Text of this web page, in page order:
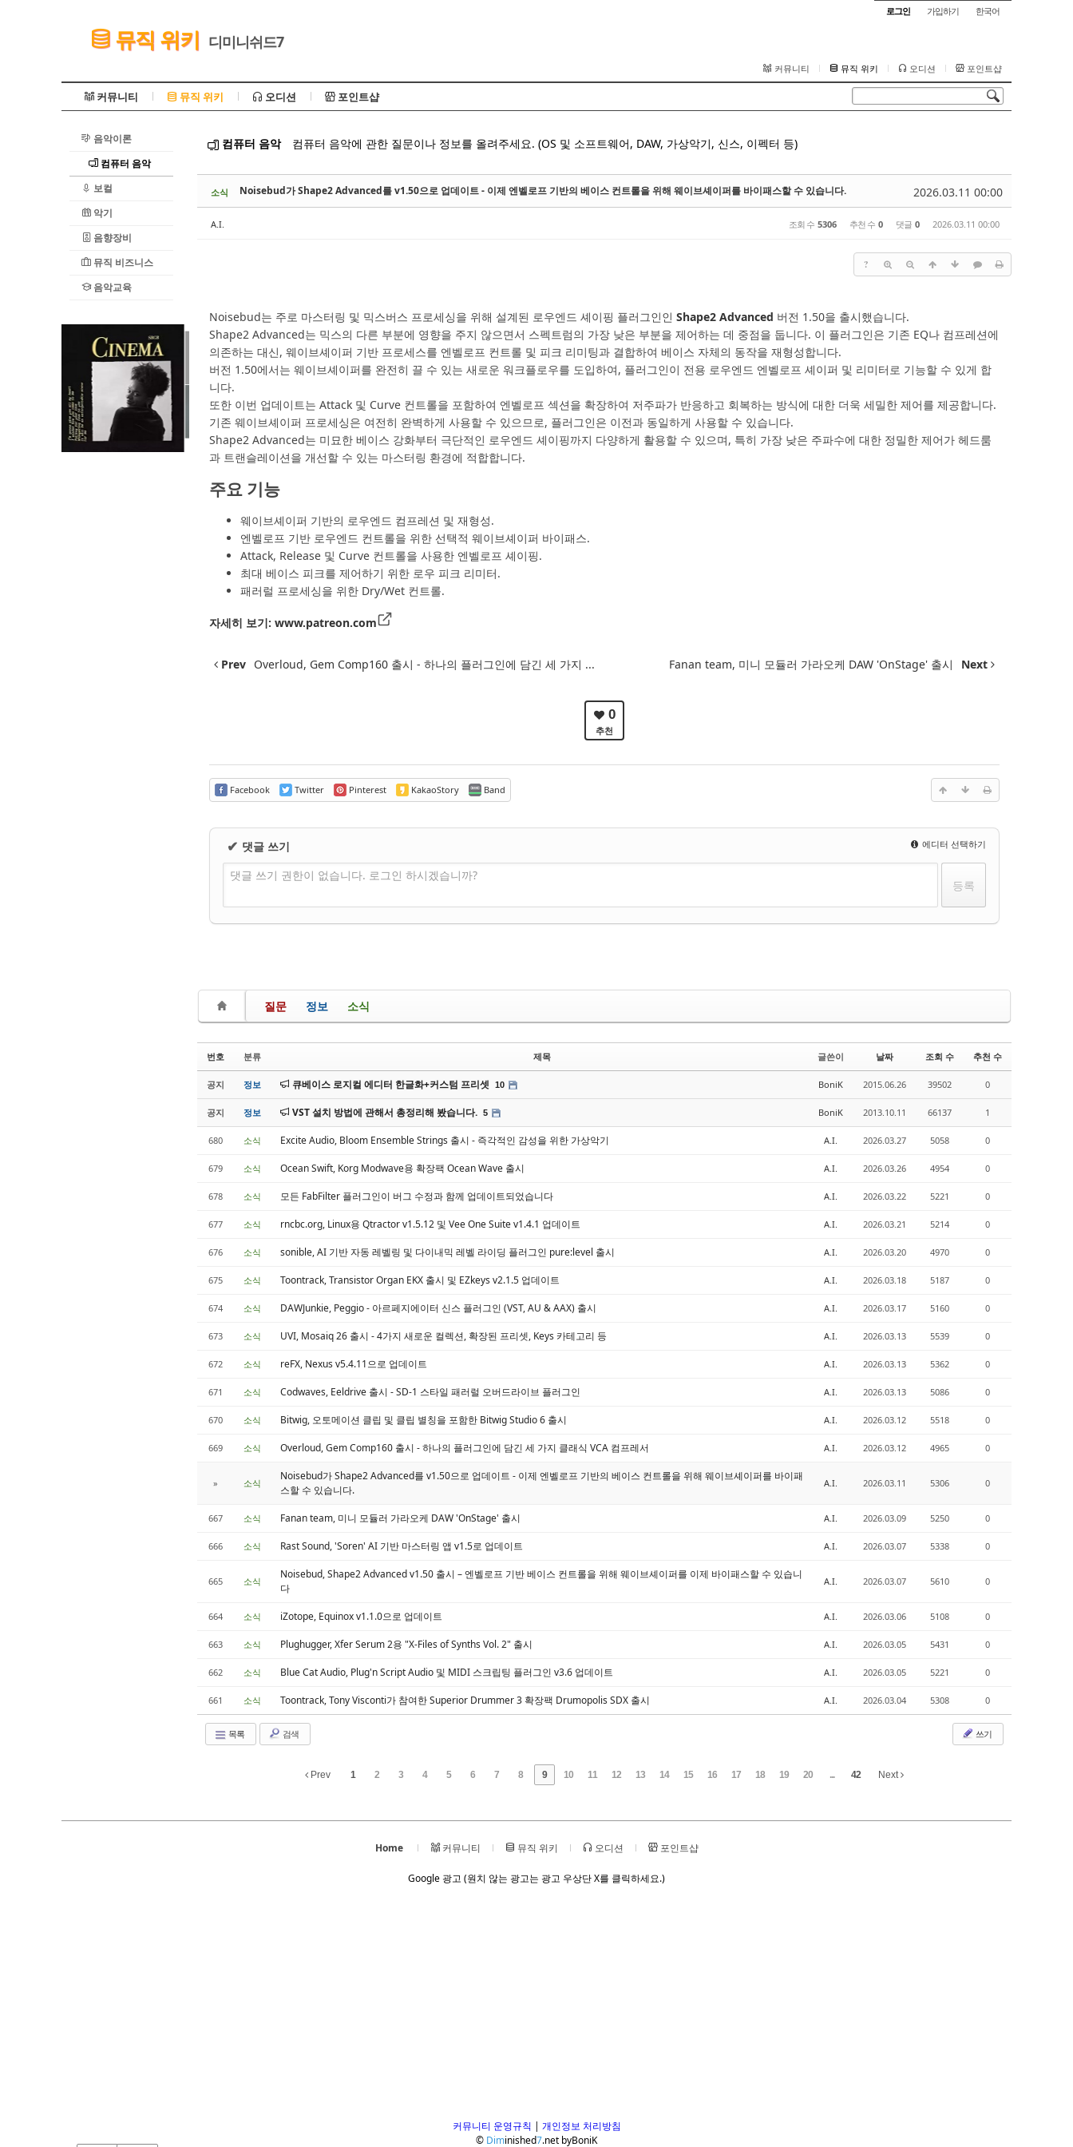
로그인 가입하기 한국어
뮤직 위키 디미니쉬드7
커뮤니티 뮤직 위키 오디션 포인트샵
커뮤니티 뮤직 위키 오디션 포인트샵
음악이론
컴퓨터 음악
보컬
악기
음향장비
뮤직 비즈니스
음악교육
컴퓨터 음악 컴퓨터 음악에 관한 질문이나 정보를 올려주세요. (OS 및 소프트웨어, DAW, 가상악기, 신스, 이펙터 등)
소식 2026.03.11 00:00
Noisebud가 Shape2 Advanced를 v1.50으로 업데이트 - 이제 엔벨로프 기반의 베이스 컨트롤을 위해 웨이브셰이퍼를 바이패스할 수 있습니다.
A.I. 조회 수 5306 추천 수 0 댓글 0 2026.03.11 00:00
?
Noisebud는 주로 마스터링 및 믹스버스 프로세싱을 위해 설계된 로우엔드 셰이핑 플러그인인 Shape2 Advanced 버전 1.50을 출시했습니다.
Shape2 Advanced는 믹스의 다른 부분에 영향을 주지 않으면서 스펙트럼의 가장 낮은 부분을 제어하는 데 중점을 둡니다. 이 플러그인은 기존 EQ나 컴프레션에
의존하는 대신, 웨이브셰이퍼 기반 프로세스를 엔벨로프 컨트롤 및 피크 리미팅과 결합하여 베이스 자체의 동작을 재형성합니다.
버전 1.50에서는 웨이브셰이퍼를 완전히 끌 수 있는 새로운 워크플로우를 도입하여, 플러그인이 전용 로우엔드 엔벨로프 셰이퍼 및 리미터로 기능할 수 있게 합
니다.
또한 이번 업데이트는 Attack 및 Curve 컨트롤을 포함하여 엔벨로프 섹션을 확장하여 저주파가 반응하고 회복하는 방식에 대한 더욱 세밀한 제어를 제공합니다.
기존 웨이브셰이퍼 프로세싱은 여전히 완벽하게 사용할 수 있으므로, 플러그인은 이전과 동일하게 사용할 수 있습니다.
Shape2 Advanced는 미묘한 베이스 강화부터 극단적인 로우엔드 셰이핑까지 다양하게 활용할 수 있으며, 특히 가장 낮은 주파수에 대한 정밀한 제어가 헤드룸
과 트랜슬레이션을 개선할 수 있는 마스터링 환경에 적합합니다.
주요 기능
웨이브셰이퍼 기반의 로우엔드 컴프레션 및 재형성.
엔벨로프 기반 로우엔드 컨트롤을 위한 선택적 웨이브셰이퍼 바이패스.
Attack, Release 및 Curve 컨트롤을 사용한 엔벨로프 셰이핑.
최대 베이스 피크를 제어하기 위한 로우 피크 리미터.
패러럴 프로세싱을 위한 Dry/Wet 컨트롤.
자세히 보기: www.patreon.com
Prev Overloud, Gem Comp160 출시 - 하나의 플러그인에 담긴 세 가지 ... Fanan team, 미니 모듈러 가라오케 DAW 'OnStage' 출시 Next
0
추천
Facebook Twitter Pinterest KakaoStory Band
✔ 댓글 쓰기 에디터 선택하기
댓글 쓰기 권한이 없습니다. 로그인 하시겠습니까?
질문 정보 소식
번호 분류 제목 글쓴이 날짜 조회 수 추천 수
공지 정보 큐베이스 로지컬 에디터 한글화+커스텀 프리셋 10 BoniK 2015.06.26 39502 0
공지 정보 VST 설치 방법에 관해서 총정리해 봤습니다. 5 BoniK 2013.10.11 66137 1
680 소식 Excite Audio, Bloom Ensemble Strings 출시 - 즉각적인 감성을 위한 가상악기 A.I. 2026.03.27 5058 0
679 소식 Ocean Swift, Korg Modwave용 확장팩 Ocean Wave 출시 A.I. 2026.03.26 4954 0
678 소식 모든 FabFilter 플러그인이 버그 수정과 함께 업데이트되었습니다 A.I. 2026.03.22 5221 0
677 소식 rncbc.org, Linux용 Qtractor v1.5.12 및 Vee One Suite v1.4.1 업데이트 A.I. 2026.03.21 5214 0
676 소식 sonible, AI 기반 자동 레벨링 및 다이내믹 레벨 라이딩 플러그인 pure:level 출시 A.I. 2026.03.20 4970 0
675 소식 Toontrack, Transistor Organ EKX 출시 및 EZkeys v2.1.5 업데이트 A.I. 2026.03.18 5187 0
674 소식 DAWJunkie, Peggio - 아르페지에이터 신스 플러그인 (VST, AU & AAX) 출시 A.I. 2026.03.17 5160 0
673 소식 UVI, Mosaiq 26 출시 - 4가지 새로운 컬렉션, 확장된 프리셋, Keys 카테고리 등 A.I. 2026.03.13 5539 0
672 소식 reFX, Nexus v5.4.11으로 업데이트 A.I. 2026.03.13 5362 0
671 소식 Codwaves, Eeldrive 출시 - SD-1 스타일 패러럴 오버드라이브 플러그인 A.I. 2026.03.13 5086 0
670 소식 Bitwig, 오토메이션 클립 및 클립 별칭을 포함한 Bitwig Studio 6 출시 A.I. 2026.03.12 5518 0
669 소식 Overloud, Gem Comp160 출시 - 하나의 플러그인에 담긴 세 가지 클래식 VCA 컴프레서 A.I. 2026.03.12 4965 0
» 소식
Noisebud가 Shape2 Advanced를 v1.50으로 업데이트 - 이제 엔벨로프 기반의 베이스 컨트롤을 위해 웨이브셰이퍼를 바이패
스할 수 있습니다.
A.I. 2026.03.11 5306 0
667 소식 Fanan team, 미니 모듈러 가라오케 DAW 'OnStage' 출시 A.I. 2026.03.09 5250 0
666 소식 Rast Sound, 'Soren' AI 기반 마스터링 앱 v1.5로 업데이트 A.I. 2026.03.07 5338 0
665 소식
Noisebud, Shape2 Advanced v1.50 출시 – 엔벨로프 기반 베이스 컨트롤을 위해 웨이브셰이퍼를 이제 바이패스할 수 있습니
다
A.I. 2026.03.07 5610 0
664 소식 iZotope, Equinox v1.1.0으로 업데이트 A.I. 2026.03.06 5108 0
663 소식 Plughugger, Xfer Serum 2용 "X-Files of Synths Vol. 2" 출시 A.I. 2026.03.05 5431 0
662 소식 Blue Cat Audio, Plug'n Script Audio 및 MIDI 스크립팅 플러그인 v3.6 업데이트 A.I. 2026.03.05 5221 0
661 소식 Toontrack, Tony Visconti가 참여한 Superior Drummer 3 확장팩 Drumopolis SDX 출시 A.I. 2026.03.04 5308 0
목록 검색 쓰기
Prev 1 2 3 4 5 6 7 8 9 10 11 12 13 14 15 16 17 18 19 20 ... 42 Next
Home 커뮤니티 뮤직 위키 오디션 포인트샵
Google 광고 (원치 않는 광고는 광고 우상단 X를 클릭하세요.)
커뮤니티 운영규칙 | 개인정보 처리방침
© Diminished7.net byBoniK
Sketchbook5, 스케치북5
Sketchbook5, 스케치북5